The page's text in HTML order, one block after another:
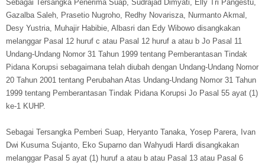
Sebagai Tersangka Penerima Suap, Sudrajad Dimyati, Elly Tri Pangestu,
Gazalba Saleh, Prasetio Nugroho, Redhy Novarisza, Nurmanto Akmal,
Desy Yustria, Muhajir Habibie, Albasri dan Edy Wibowo disangkakan
melanggar Pasal 12 huruf c atau Pasal 12 huruf a atau b Jo Pasal 11
Undang-Undang Nomor 31 Tahun 1999 tentang Pemberantasan Tindak
Pidana Korupsi sebagaimana telah diubah dengan Undang-Undang Nomor
20 Tahun 2001 tentang Perubahan Atas Undang-Undang Nomor 31 Tahun
1999 tentang Pemberantasan Tindak Pidana Korupsi Jo Pasal 55 ayat (1)
ke-1 KUHP.
Sebagai Tersangka Pemberi Suap, Heryanto Tanaka, Yosep Parera, Ivan
Dwi Kusuma Sujanto, Eko Suparno dan Wahyudi Hardi disangkakan
melanggar Pasal 5 ayat (1) huruf a atau b atau Pasal 13 atau Pasal 6